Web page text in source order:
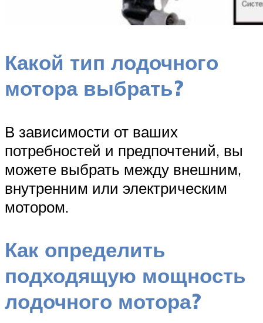
Какой тип лодочного
мотора выбрать?
В зависимости от ваших
потребностей и предпочтений, вы
можете выбрать между внешним,
внутренним или электрическим
мотором.
Как определить
подходящую мощность
лодочного мотора?